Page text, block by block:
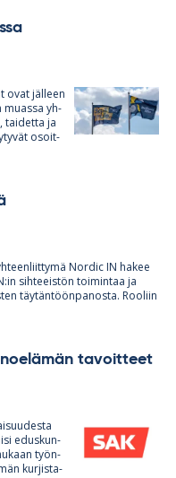
ovat jäl­leen
muassa yh­
tai­detta ja
osoit­
Nor­dic IN ha­kee
sih­tee­is­tön toi­min­taa ja
täy­tän­töön­pa­nosta. Roo­liin
ta­voit­teet
edus­kun­
työn­
kur­jis­ta­